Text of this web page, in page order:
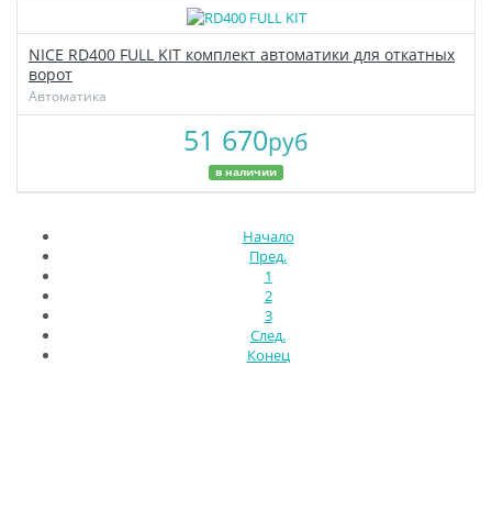
NICE RD400 FULL KIT комплект автоматики для откатных
ворот
Автоматика
51 670руб
в наличии
Начало
Пред.
1
2
3
След.
Конец